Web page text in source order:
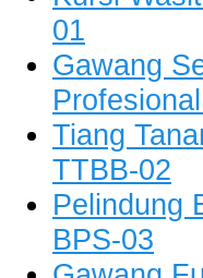
01
Gawang
Tiang
TTBB-02
Pelindung
BPS-03